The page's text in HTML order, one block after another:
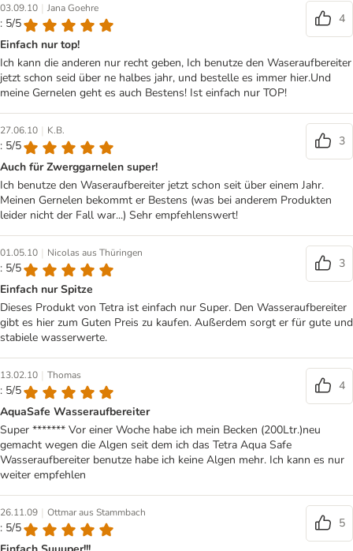
03.09.10 | Jana Goehre
: 5/5
4
Einfach nur top!
Ich kann die anderen nur recht geben, Ich benutze den Waseraufbereiter
jetzt schon seid über ne halbes jahr, und bestelle es immer hier.Und
meine Gernelen geht es auch Bestens! Ist einfach nur TOP!
27.06.10 | K.B.
: 5/5
3
Auch für Zwerggarnelen super!
Ich benutze den Waseraufbereiter jetzt schon seit über einem Jahr.
Meinen Gernelen bekommt er Bestens (was bei anderem Produkten
leider nicht der Fall war...) Sehr empfehlenswert!
01.05.10 | Nicolas aus Thüringen
: 5/5
3
Einfach nur Spitze
Dieses Produkt von Tetra ist einfach nur Super. Den Wasseraufbereiter
gibt es hier zum Guten Preis zu kaufen. Außerdem sorgt er für gute und
stabiele wasserwerte.
13.02.10 | Thomas
: 5/5
4
AquaSafe Wasseraufbereiter
Super ******* Vor einer Woche habe ich mein Becken (200Ltr.)neu
gemacht wegen die Algen seit dem ich das Tetra Aqua Safe
Wasseraufbereiter benutze habe ich keine Algen mehr. Ich kann es nur
weiter empfehlen
26.11.09 | Ottmar aus Stammbach
: 5/5
5